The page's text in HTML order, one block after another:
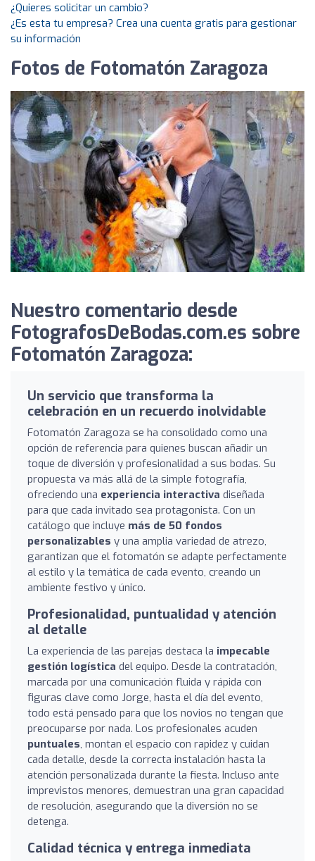
¿Quieres solicitar un cambio?
¿Es esta tu empresa? Crea una cuenta gratis para gestionar
su información
Fotos de Fotomatón Zaragoza
Nuestro comentario desde
FotografosDeBodas.com.es sobre
Fotomatón Zaragoza:
Un servicio que transforma la
celebración en un recuerdo inolvidable
Fotomatón Zaragoza se ha consolidado como una
opción de referencia para quienes buscan añadir un
toque de diversión y profesionalidad a sus bodas. Su
propuesta va más allá de la simple fotografía,
ofreciendo una experiencia interactiva diseñada
para que cada invitado sea protagonista. Con un
catálogo que incluye más de 50 fondos
personalizables y una amplia variedad de atrezo,
garantizan que el fotomatón se adapte perfectamente
al estilo y la temática de cada evento, creando un
ambiente festivo y único.
Profesionalidad, puntualidad y atención
al detalle
La experiencia de las parejas destaca la impecable
gestión logística del equipo. Desde la contratación,
marcada por una comunicación fluida y rápida con
figuras clave como Jorge, hasta el día del evento,
todo está pensado para que los novios no tengan que
preocuparse por nada. Los profesionales acuden
puntuales, montan el espacio con rapidez y cuidan
cada detalle, desde la correcta instalación hasta la
atención personalizada durante la fiesta. Incluso ante
imprevistos menores, demuestran una gran capacidad
de resolución, asegurando que la diversión no se
detenga.
Calidad técnica y entrega inmediata